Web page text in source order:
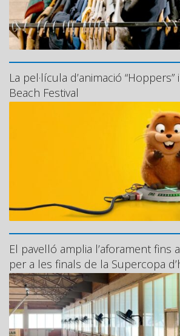
La pel·lícula d’animació
Beach Festival
El pavelló amplia l’aforament fins
per a les finals de la Supercopa